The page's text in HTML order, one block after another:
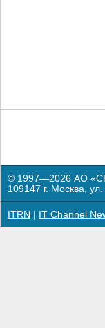
© 1997—2026 АО
109147 г. Москва,
ITRN IT Channel